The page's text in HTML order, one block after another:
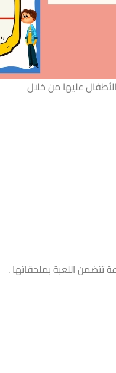
عليها من خلال
تتضمن اللعبة بملحقاتها .